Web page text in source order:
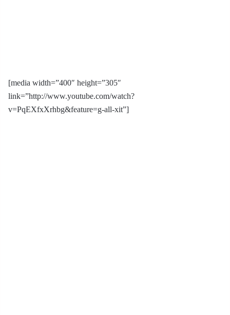
[media width=”400″ height=”305″
link=”http://www.youtube.com/watch?
v=PqEXfxXrhbg&feature=g-all-xit”]